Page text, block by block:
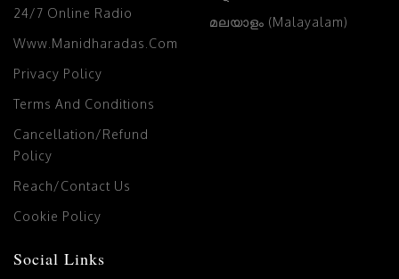
24/7 Online Radio
Www.manidharadas.com
Privacy Policy
Terms And Conditions
Cancellation/Refund
Policy
Reach/Contact Us
Cookie Policy
മലയാളം (Malayalam)
Social Links